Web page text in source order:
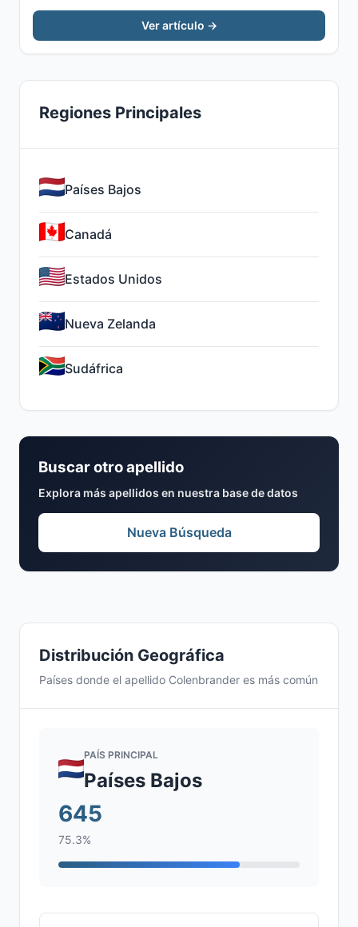
Distribución Geográfica
Países donde el apellido Colenbrander es más común
PAÍS PRINCIPAL
Países Bajos
645
75.3%
Ver artículo →
Regiones Principales
Países Bajos
Canadá
Estados Unidos
Nueva Zelanda
Sudáfrica
Buscar otro apellido
Explora más apellidos en nuestra base de datos
Nueva Búsqueda